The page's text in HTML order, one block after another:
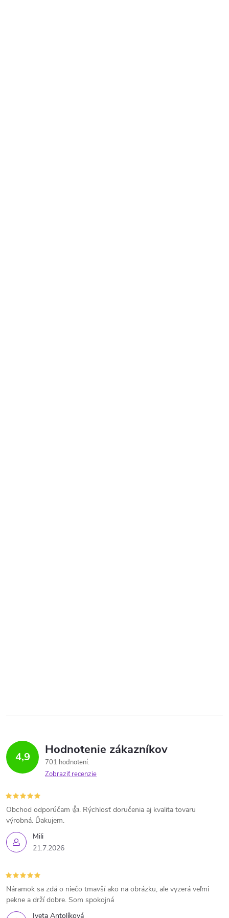
4,9 Hodnotenie zákazníkov
701 hodnotení
Zobraziť recenzie
Mili
21.7.2026
Obchod odporúčam 👍. Rýchlosť doručenia aj kvalita tovaru
výrobná. Ďakujem.
Iveta Antolíková
Náramok sa zdá o niečo tmavší ako na obrázku, ale vyzerá veľmi
pekne a drží dobre. Som spokojná